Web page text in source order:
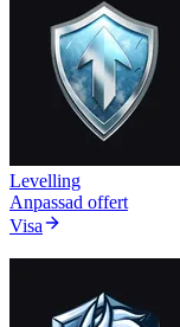
Levelling
Anpassad offert
Visa